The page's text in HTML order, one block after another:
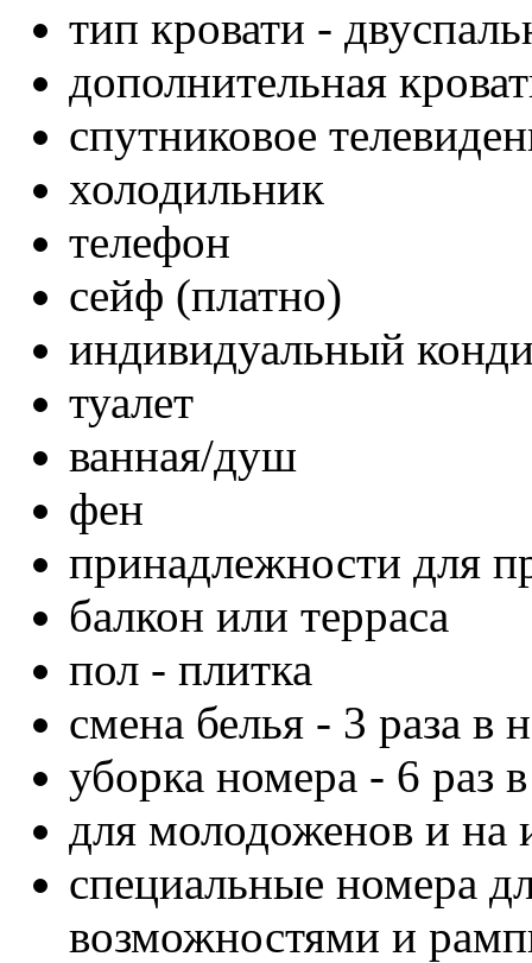
тип кровати -
дополнительная
спутниковое
холодильник
телефон
сейф (платно)
индивидуальный
туалет
ванная/душ
фен
принадлежности для
балкон или терраса
пол - плитка
смена белья - 3 раза в
уборка номера - 6 раз
для молодоженов и
специальные номера
возможностями и